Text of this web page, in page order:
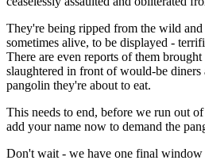
They're being ripped from the wild
sometimes alive, to be displayed -
There are even reports of them
slaughtered in front of would-be diners
pangolin they're about to eat.
This needs to end, before we run out
add your name now to demand the
Don't wait - we have one final window